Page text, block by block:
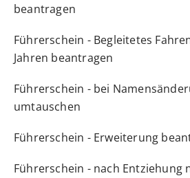
beantragen
Führerschein - Begleitetes
Jahren beantragen
Führerschein - bei
umtauschen
Führerschein - Erweiterung
Führerschein - nach Entziehung